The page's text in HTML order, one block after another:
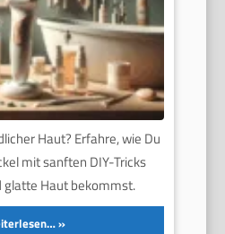
Haut? Erfahre, wie Du
mit sanften DIY-Tricks
Haut bekommst.